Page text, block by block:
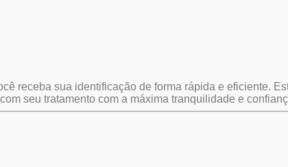
receba sua identificação de forma rápida e eficiente.
seu tratamento com a máxima tranquilidade e